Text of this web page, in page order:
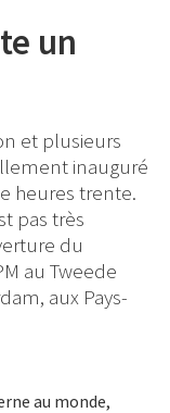
un
et plusieurs
inauguré
heures trente.
pas très
du
au Tweede
aux Pays-
au monde,